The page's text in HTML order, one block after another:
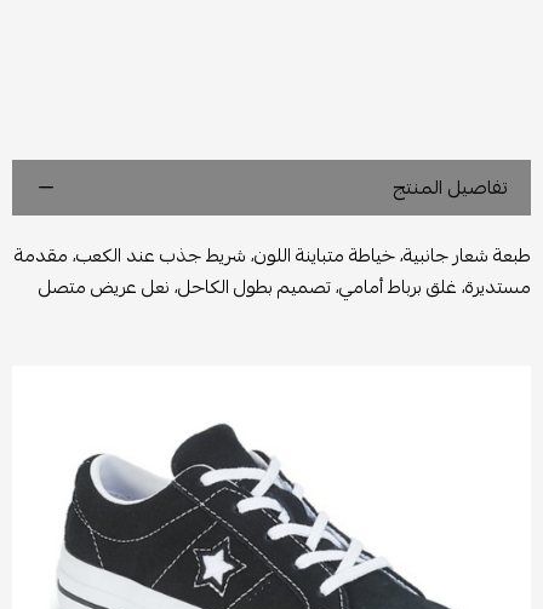
تفاصيل المنتج
طبعة شعار جانبية، خياطة متباينة اللون، شريط جذب عند الكعب، مقدمة
مستديرة، غلق برباط أمامي، تصميم بطول الكاحل، نعل عريض متصل